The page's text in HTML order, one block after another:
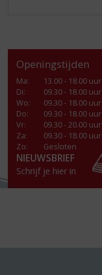
Openingstijden
Ma:
13.00 - 18.00 uur
Di:
09.30 - 18.00 uur
Wo:
09.30 - 18.00 uur
Do:
09.30 - 18.00 uur
Vr:
09.30 - 20.00 uur
Za:
09.30 - 18.00 uur
Zo:
Gesloten
NIEUWSBRIEF
Schrijf je hier in